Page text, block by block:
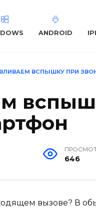
ANDROID
ВСПЫШКУ ПРИ
646
вызове? В